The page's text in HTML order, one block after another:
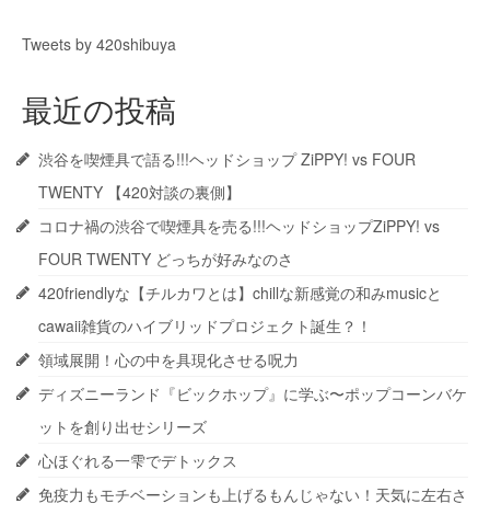
Tweets by 420shibuya
最近の投稿
渋谷を喫煙具で語る!!!ヘッドショップ ZiPPY! vs FOUR
TWENTY 【420対談の裏側】
コロナ禍の渋谷で喫煙具を売る!!!ヘッドショップZiPPY! vs
FOUR TWENTY どっちが好みなのさ
420friendlyな【チルカワとは】chillな新感覚の和みmusicと
cawaii雑貨のハイブリッドプロジェクト誕生？！
領域展開！心の中を具現化させる呪力
ディズニーランド『ビックホップ』に学ぶ〜ポップコーンバケ
ットを創り出せシリーズ
心ほぐれる一雫でデトックス
免疫力もモチベーションも上げるもんじゃない！天気に左右さ